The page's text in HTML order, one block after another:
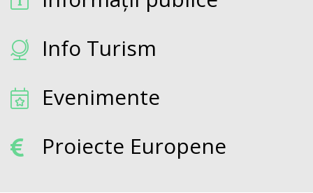
Info Turism
Evenimente
Proiecte Europene